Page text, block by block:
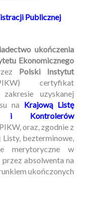
Publicznej
ukończenia
Ekonomicznego
Polski Instytut
certyfikat
uzyskanej
na Krajową Listę
i Kontrolerów
oraz, zgodnie z
bezterminowe,
merytoryczne w
absolwenta na
ukończonych